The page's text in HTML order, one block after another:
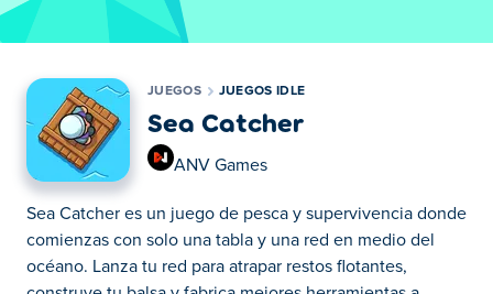
JUEGOS JUEGOS IDLE
Sea Catcher
ANV Games
Sea Catcher es un juego de pesca y supervivencia donde
comienzas con solo una tabla y una red en medio del
océano. Lanza tu red para atrapar restos flotantes,